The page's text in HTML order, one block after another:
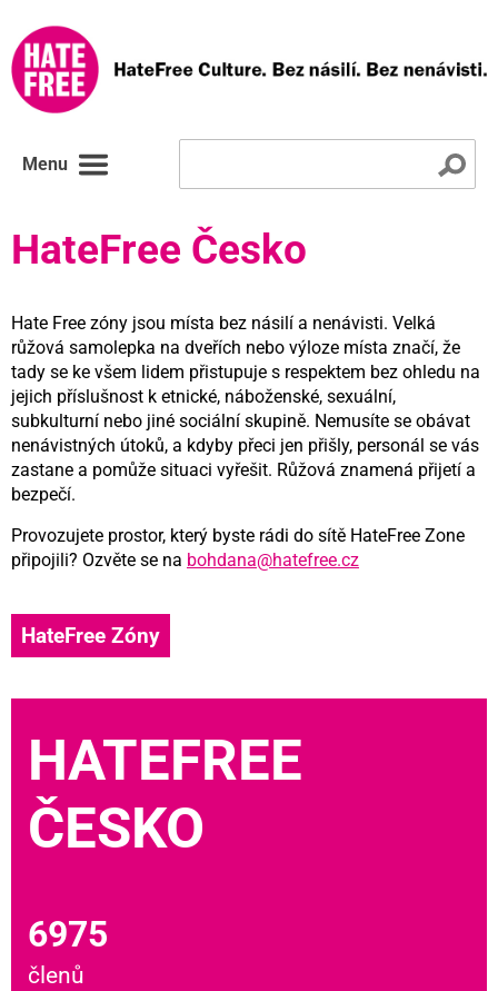
Menu
HateFree Česko
Hate Free zóny jsou místa bez násilí a nenávisti. Velká
růžová samolepka na dveřích nebo výloze místa značí, že
tady se ke všem lidem přistupuje s respektem bez ohledu na
jejich příslušnost k etnické, náboženské, sexuální,
subkulturní nebo jiné sociální skupině. Nemusíte se obávat
nenávistných útoků, a kdyby přeci jen přišly, personál se vás
zastane a pomůže situaci vyřešit. Růžová znamená přijetí a
bezpečí.
Provozujete prostor, který byste rádi do sítě HateFree Zone
připojili? Ozvěte se na bohdana@hatefree.cz
HateFree Zóny
HATEFREE
ČESKO
6975
členů